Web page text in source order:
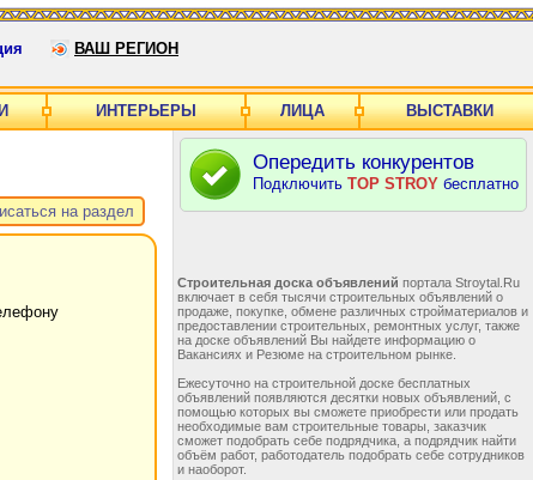
ВАШ РЕГИОН
ИНТЕРЬЕРЫ ЛИЦА ВЫСТАВКИ
на раздел
Опередить конкурентов
Подключить TOP STROY бесплатно
Строительная доска объявлений портала Stroytal.Ru
включает в себя тысячи строительных объявлений о
продаже, покупке, обмене различных стройматериалов и
предоставлении строительных, ремонтных услуг, также
на доске объявлений Вы найдете информацию о
Вакансиях и Резюме на строительном рынке.
Ежесуточно на строительной доске бесплатных
объявлений появляются десятки новых объявлений, с
помощью которых вы сможете приобрести или продать
необходимые вам строительные товары, заказчик
сможет подобрать себе подрядчика, а подрядчик найти
объём работ, работодатель подобрать себе сотрудников
и наоборот.